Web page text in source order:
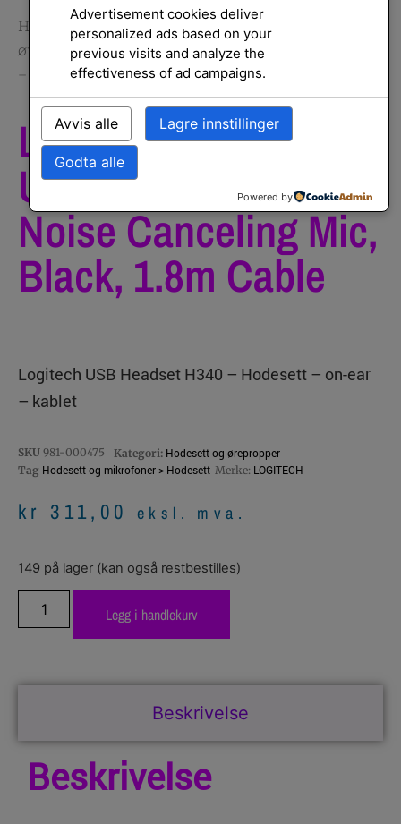
Hjem Hodesett og mikrofoner / Hodesett og
ørepropper/ Logitech H340 Wired USB-A Headset
– Noise Canceling Mic, Black, 1.8m Cable
Logitech H340 Wired
USB-A Headset –
Noise Canceling Mic,
Black, 1.8m Cable
Logitech USB Headset H340 – Hodesett – on-ear
– kablet
SKU 981-000475 Kategori: Hodesett og ørepropper
Tag Hodesett og mikrofoner > Hodesett Merke: LOGITECH
kr 311,00 eksl. mva.
149 på lager (kan også restbestilles)
Legg i handlekurv
Beskrivelse
Beskrivelse
Advertisement cookies deliver
personalized ads based on your
previous visits and analyze the
effectiveness of ad campaigns.
Avvis alle Lagre innstillinger
Godta alle
Powered by